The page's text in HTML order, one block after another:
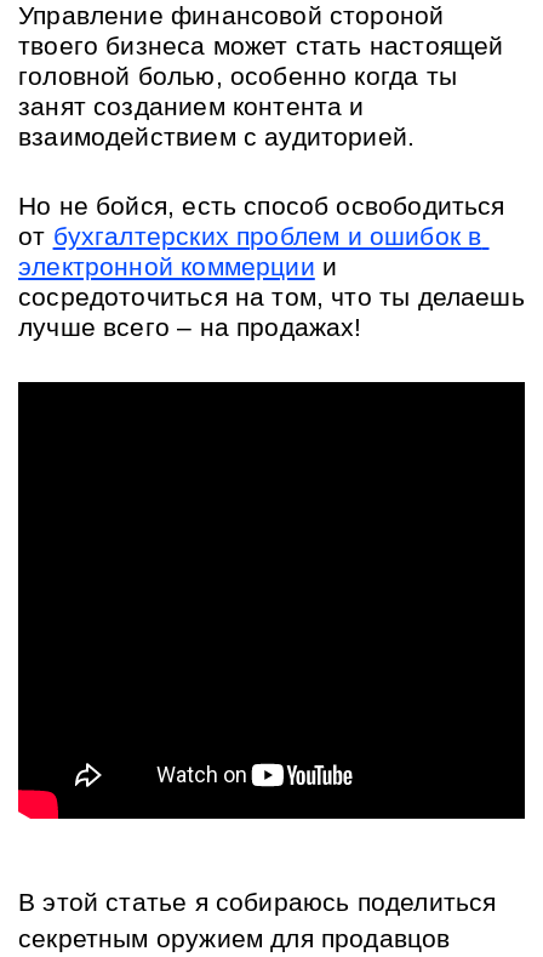
Управление финансовой стороной
твоего бизнеса может стать настоящей
головной болью, особенно когда ты
занят созданием контента и
взаимодействием с аудиторией.
Но не бойся, есть способ освободиться
от бухгалтерских проблем и ошибок в
электронной коммерции и
сосредоточиться на том, что ты делаешь
лучше всего – на продажах!
В этой статье я собираюсь поделиться
секретным оружием для продавцов